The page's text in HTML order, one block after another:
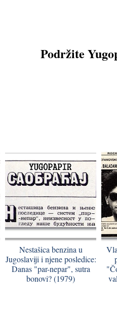
Podržite
Nestašica benzina u
Jugoslaviji i njene posledice:
Danas "par-nepar", sutra
bonovi? (1979)